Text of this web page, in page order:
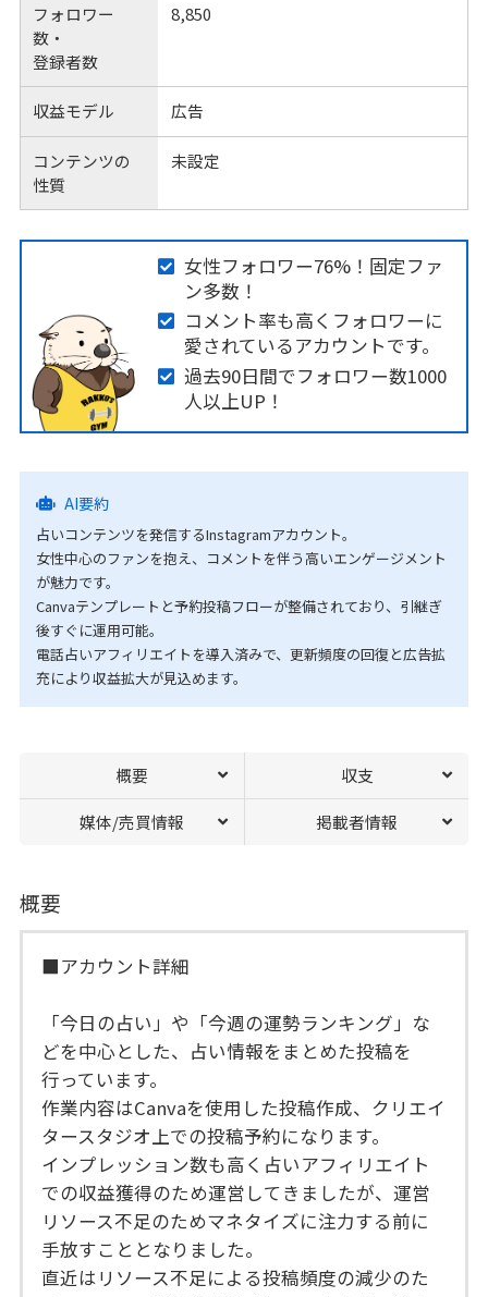
フォロワー
数・
登録者数
8,850
収益モデル 広告
コンテンツの
性質
未設定
女性フォロワー76%！固定ファ
ン多数！
コメント率も高くフォロワーに
愛されているアカウントです。
過去90日間でフォロワー数1000
人以上UP！
AI要約
占いコンテンツを発信するInstagramアカウント。
女性中心のファンを抱え、コメントを伴う高いエンゲージメント
が魅力です。
Canvaテンプレートと予約投稿フローが整備されており、引継ぎ
後すぐに運用可能。
電話占いアフィリエイトを導入済みで、更新頻度の回復と広告拡
充により収益拡大が見込めます。
概要 収支
媒体/売買情報 掲載者情報
概要
■アカウント詳細
「今日の占い」や「今週の運勢ランキング」な
どを中心とした、占い情報をまとめた投稿を
行っています。
作業内容はCanvaを使用した投稿作成、クリエイ
タースタジオ上での投稿予約になります。
インプレッション数も高く占いアフィリエイト
での収益獲得のため運営してきましたが、運営
リソース不足のためマネタイズに注力する前に
手放すこととなりました。
直近はリソース不足による投稿頻度の減少のた